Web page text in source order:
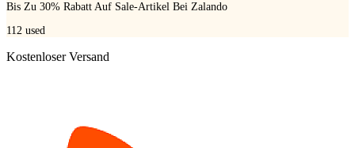
Bis Zu 30% Rabatt Auf Sale-Artikel Bei Zalando
112 used
Kostenloser Versand